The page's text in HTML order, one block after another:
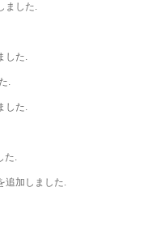
ました.
した.
.
した.
た.
追加しました.